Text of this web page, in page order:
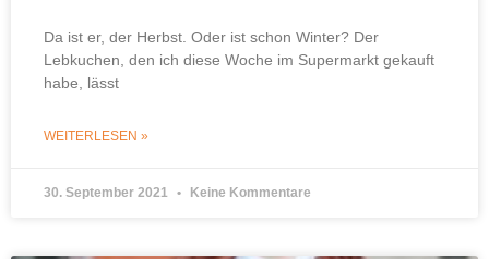
Da ist er, der Herbst. Oder ist schon Winter? Der
Lebkuchen, den ich diese Woche im Supermarkt gekauft
habe, lässt
WEITERLESEN »
30. September 2021 Keine Kommentare